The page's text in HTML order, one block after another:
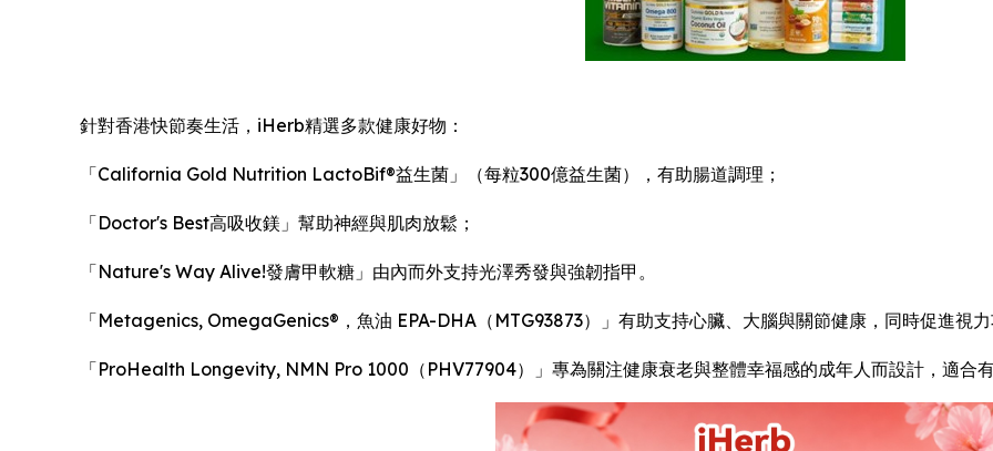
針對香港快節奏生活，iHerb精選多款健康好物：
「California Gold Nutrition LactoBif®益生菌」（每粒300億益生菌），有助腸道調理；
「Doctor's Best高吸收鎂」幫助神經與肌肉放鬆；
「Nature's Way Alive!發膚甲軟糖」由內而外支持光澤秀發與強韌指甲。
「Metagenics, OmegaGenics®，魚油 EPA-DHA（MTG93873）」有助支持心臟、大腦與關節健康，同時促進視力
「ProHealth Longevity, NMN Pro 1000（PHV77904）」專為關注健康衰老與整體幸福感的成年人而設計，適合有